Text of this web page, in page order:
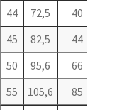
44 72,5
40
45 82,5
44
50 95,6
66
55 105,6
85